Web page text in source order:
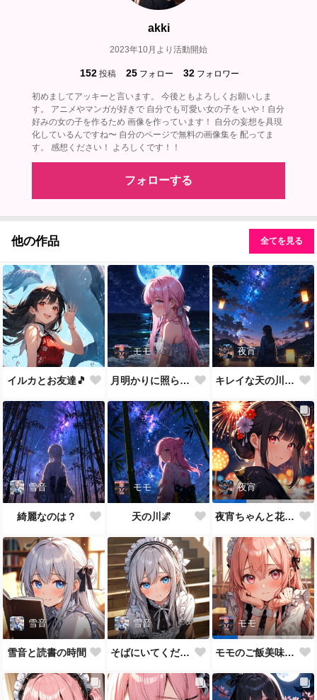
akki
2023年10月より活動開始
152 投稿 25 フォロー 32 フォロワー
初めましてアッキーと言います。 今後ともよろしくお願いしま
す。 アニメやマンガが好きで 自分でも可愛い女の子を いや！自分
好みの女の子を作るため 画像を作っています！ 自分の妄想を具現
化しているんですね〜 自分のページで無料の画像集を 配ってま
す。 感想ください！ よろしくです！！
フォローする
他の作品 全てを見る
イルカとお友達🎵
モモ
月明かりに照らされて🎵
夜宵
キレイな天の川が一面に…
雪音
綺麗なのは？
モモ
天の川🌌
夜宵
夜宵ちゃんと花火大会
雪音
雪音と読書の時間
雪音
そばにいてください♥
モモ
モモのご飯美味しい？